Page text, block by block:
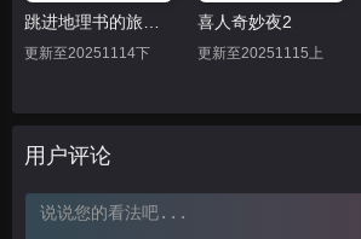
更新至20251114下
喜人奇妙夜2
更新至20251115上
用户评论